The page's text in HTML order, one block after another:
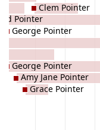
Pointer
George Pointer
George Pointer
Amy Jane Pointer
Grace Pointer
Clem Pointer